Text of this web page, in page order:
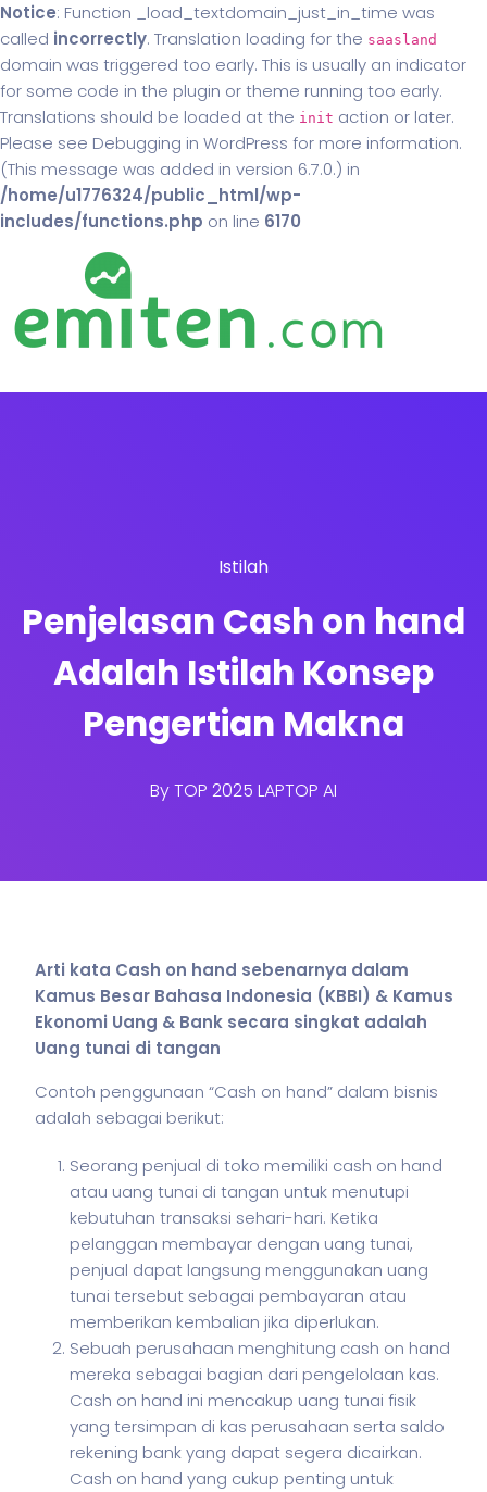
Notice: Function _load_textdomain_just_in_time was
called incorrectly. Translation loading for the saasland
domain was triggered too early. This is usually an indicator
for some code in the plugin or theme running too early.
Translations should be loaded at the init action or later.
Please see Debugging in WordPress for more information.
(This message was added in version 6.7.0.) in
/home/u1776324/public_html/wp-
includes/functions.php on line 6170
Istilah
Penjelasan Cash on hand
Adalah Istilah Konsep
Pengertian Makna
ByTOP 2025 LAPTOP AI
Arti kata Cash on hand sebenarnya dalam
Kamus Besar Bahasa Indonesia (KBBI) & Kamus
Ekonomi Uang & Bank secara singkat adalah
Uang tunai di tangan
Contoh penggunaan “Cash on hand” dalam bisnis
adalah sebagai berikut:
Seorang penjual di toko memiliki cash on hand
atau uang tunai di tangan untuk menutupi
kebutuhan transaksi sehari-hari. Ketika
pelanggan membayar dengan uang tunai,
penjual dapat langsung menggunakan uang
tunai tersebut sebagai pembayaran atau
memberikan kembalian jika diperlukan.
Sebuah perusahaan menghitung cash on hand
mereka sebagai bagian dari pengelolaan kas.
Cash on hand ini mencakup uang tunai fisik
yang tersimpan di kas perusahaan serta saldo
rekening bank yang dapat segera dicairkan.
Cash on hand yang cukup penting untuk